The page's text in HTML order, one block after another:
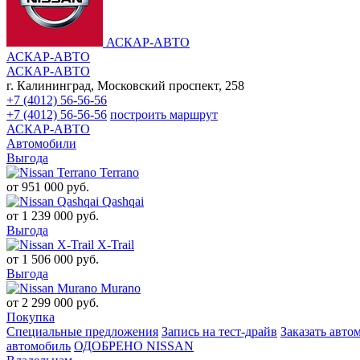
АСКАР-АВТО
АСКАР-АВТО
АСКАР-АВТО
г. Калининград, Московский проспект, 258
+7 (4012) 56-56-56
+7 (4012) 56-56-56 построить маршрут
АСКАР-АВТО
Автомобили
Выгода
Terrano
от 951 000 руб.
Qashqai
от 1 239 000 руб.
Выгода
X-Trail
от 1 506 000 руб.
Выгода
Murano
от 2 299 000 руб.
Покупка
Специальные предложения Запись на тест-драйв Заказать
автомобиль ОДОБРЕНО NISSAN